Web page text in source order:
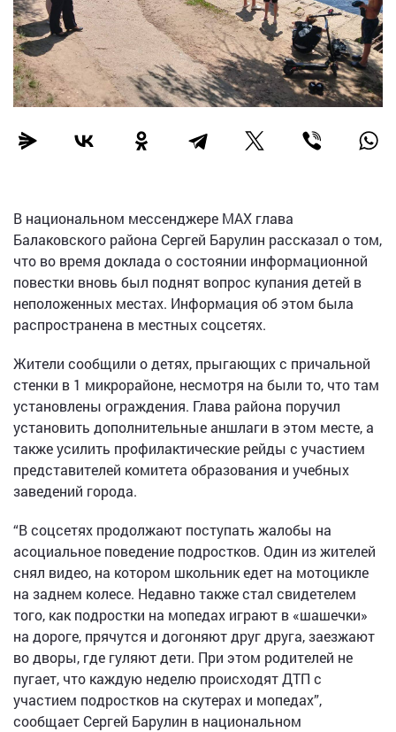
В национальном мессенджере МАХ глава
Балаковского района Сергей Барулин рассказал о том,
что во время доклада о состоянии информационной
повестки вновь был поднят вопрос купания детей в
неположенных местах. Информация об этом была
распространена в местных соцсетях.
Жители сообщили о детях, прыгающих с причальной
стенки в 1 микрорайоне, несмотря на были то, что там
установлены ограждения. Глава района поручил
установить дополнительные аншлаги в этом месте, а
также усилить профилактические рейды с участием
представителей комитета образования и учебных
заведений города.
“В соцсетях продолжают поступать жалобы на
асоциальное поведение подростков. Один из жителей
снял видео, на котором школьник едет на мотоцикле
на заднем колесе. Недавно также стал свидетелем
того, как подростки на мопедах играют в «шашечки»
на дороге, прячутся и догоняют друг друга, заезжают
во дворы, где гуляют дети. При этом родителей не
пугает, что каждую неделю происходят ДТП с
участием подростков на скутерах и мопедах”,
сообщает Сергей Барулин в национальном